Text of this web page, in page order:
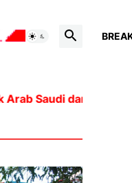
Saudi dan Rusia,